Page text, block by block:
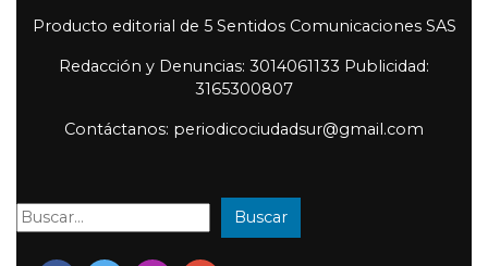
Producto editorial de 5 Sentidos Comunicaciones SAS
Redacción y Denuncias: 3014061133 Publicidad:
3165300807
Contáctanos: periodicociudadsur@gmail.com
Buscar: Buscar